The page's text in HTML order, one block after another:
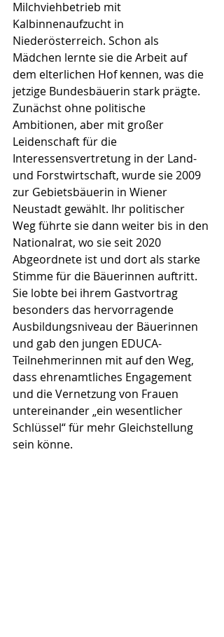
Milchviehbetrieb mit
Kalbinnenaufzucht in
Niederösterreich. Schon als
Mädchen lernte sie die Arbeit auf
dem elterlichen Hof kennen, was die
jetzige Bundesbäuerin stark prägte.
Zunächst ohne politische
Ambitionen, aber mit großer
Leidenschaft für die
Interessensvertretung in der Land-
und Forstwirtschaft, wurde sie 2009
zur Gebietsbäuerin in Wiener
Neustadt gewählt. Ihr politischer
Weg führte sie dann weiter bis in den
Nationalrat, wo sie seit 2020
Abgeordnete ist und dort als starke
Stimme für die Bäuerinnen auftritt.
Sie lobte bei ihrem Gastvortrag
besonders das hervorragende
Ausbildungsniveau der Bäuerinnen
und gab den jungen EDUCA-
Teilnehmerinnen mit auf den Weg,
dass ehrenamtliches Engagement
und die Vernetzung von Frauen
untereinander „ein wesentlicher
Schlüssel“ für mehr Gleichstellung
sein könne.